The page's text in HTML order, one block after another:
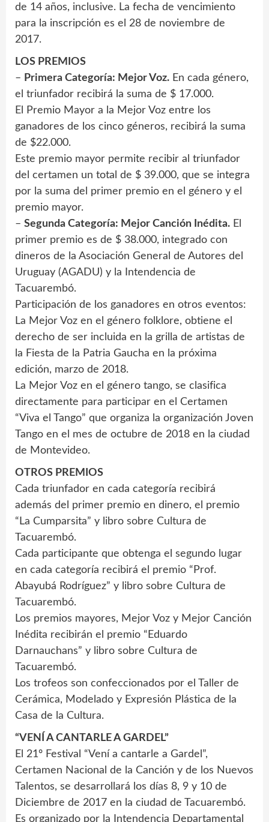
de 14 años, inclusive. La fecha de vencimiento
para la inscripción es el 28 de noviembre de
2017.
LOS PREMIOS
– Primera Categoría: Mejor Voz. En cada género,
el triunfador recibirá la suma de $ 17.000.
El Premio Mayor a la Mejor Voz entre los
ganadores de los cinco géneros, recibirá la suma
de $22.000.
Este premio mayor permite recibir al triunfador
del certamen un total de $ 39.000, que se integra
por la suma del primer premio en el género y el
premio mayor.
– Segunda Categoría: Mejor Canción Inédita. El
primer premio es de $ 38.000, integrado con
dineros de la Asociación General de Autores del
Uruguay (AGADU) y la Intendencia de
Tacuarembó.
Participación de los ganadores en otros eventos:
La Mejor Voz en el género folklore, obtiene el
derecho de ser incluida en la grilla de artistas de
la Fiesta de la Patria Gaucha en la próxima
edición, marzo de 2018.
La Mejor Voz en el género tango, se clasifica
directamente para participar en el Certamen
“Viva el Tango” que organiza la organización Joven
Tango en el mes de octubre de 2018 en la ciudad
de Montevideo.
OTROS PREMIOS
Cada triunfador en cada categoría recibirá
además del primer premio en dinero, el premio
“La Cumparsita” y libro sobre Cultura de
Tacuarembó.
Cada participante que obtenga el segundo lugar
en cada categoría recibirá el premio “Prof.
Abayubá Rodríguez” y libro sobre Cultura de
Tacuarembó.
Los premios mayores, Mejor Voz y Mejor Canción
Inédita recibirán el premio “Eduardo
Darnauchans” y libro sobre Cultura de
Tacuarembó.
Los trofeos son confeccionados por el Taller de
Cerámica, Modelado y Expresión Plástica de la
Casa de la Cultura.
“VENÍ A CANTARLE A GARDEL”
El 21º Festival “Vení a cantarle a Gardel”,
Certamen Nacional de la Canción y de los Nuevos
Talentos, se desarrollará los días 8, 9 y 10 de
Diciembre de 2017 en la ciudad de Tacuarembó.
Es organizado por la Intendencia Departamental